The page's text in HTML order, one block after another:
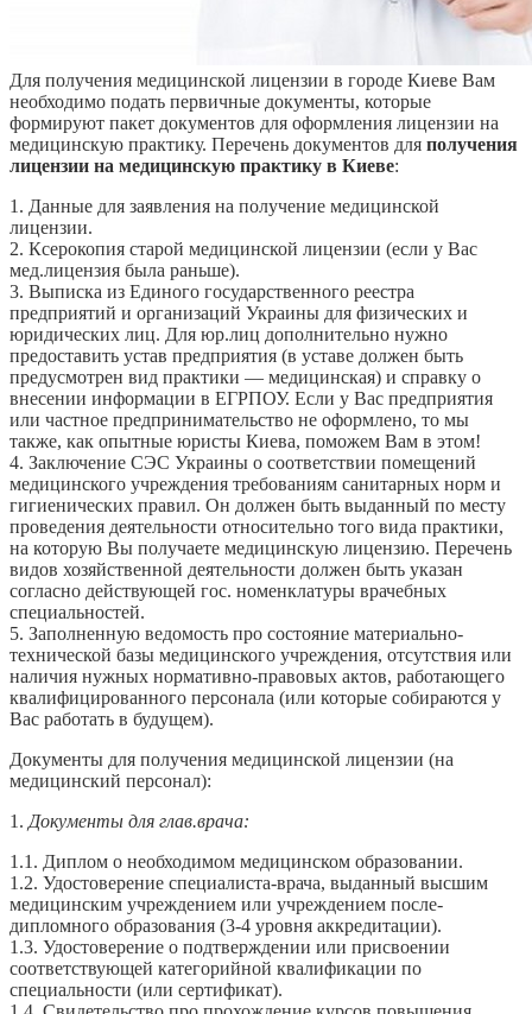
Для получения медицинской лицензии в городе Киеве Вам
необходимо подать первичные документы, которые
формируют пакет документов для оформления лицензии на
медицинскую практику. Перечень документов для получения
лицензии на медицинскую практику в Киеве:
1. Данные для заявления на получение медицинской
лицензии.
2. Ксерокопия старой медицинской лицензии (если у Вас
мед.лицензия была раньше).
3. Выписка из Единого государственного реестра
предприятий и организаций Украины для физических и
юридических лиц. Для юр.лиц дополнительно нужно
предоставить устав предприятия (в уставе должен быть
предусмотрен вид практики — медицинская) и справку о
внесении информации в ЕГРПОУ. Если у Вас предприятия
или частное предпринимательство не оформлено, то мы
также, как опытные юристы Киева, поможем Вам в этом!
4. Заключение СЭС Украины о соответствии помещений
медицинского учреждения требованиям санитарных норм и
гигиенических правил. Он должен быть выданный по месту
проведения деятельности относительно того вида практики,
на которую Вы получаете медицинскую лицензию. Перечень
видов хозяйственной деятельности должен быть указан
согласно действующей гос. номенклатуры врачебных
специальностей.
5. Заполненную ведомость про состояние материально-
технической базы медицинского учреждения, отсутствия или
наличия нужных нормативно-правовых актов, работающего
квалифицированного персонала (или которые собираются у
Вас работать в будущем).
Документы для получения медицинской лицензии (на
медицинский персонал):
1. Документы для глав.врача:
1.1. Диплом о необходимом медицинском образовании.
1.2. Удостоверение специалиста-врача, выданный высшим
медицинским учреждением или учреждением после-
дипломного образования (3-4 уровня аккредитации).
1.3. Удостоверение о подтверждении или присвоении
соответствующей категорийной квалификации по
специальности (или сертификат).